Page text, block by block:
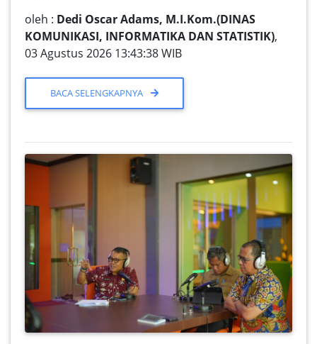
oleh : Dedi Oscar Adams, M.I.Kom.(DINAS
KOMUNIKASI, INFORMATIKA DAN STATISTIK),
03 Agustus 2026 13:43:38 WIB
BACA SELENGKAPNYA